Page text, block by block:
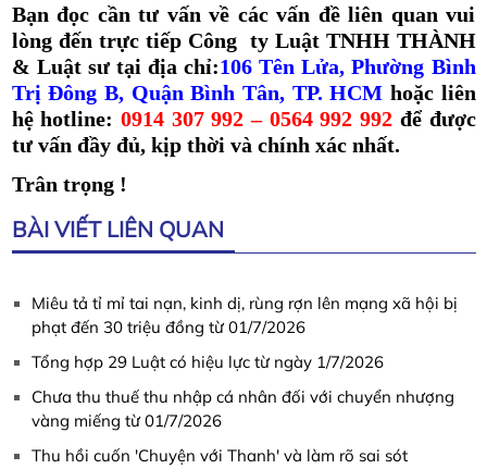
Bạn đọc cần tư vấn về các vấn đề liên quan vui
lòng đến trực tiếp Công ty Luật TNHH THÀNH
& Luật sư tại địa chỉ:106 Tên Lửa, Phường Bình
Trị Đông B, Quận Bình Tân, TP. HCM hoặc liên
hệ hotline: 0914 307 992 – 0564 992 992 để được
tư vấn đầy đủ, kịp thời và chính xác nhất.
Trân trọng !
BÀI VIẾT LIÊN QUAN
Miêu tả tỉ mỉ tai nạn, kinh dị, rùng rợn lên mạng xã hội bị
phạt đến 30 triệu đồng từ 01/7/2026
Tổng hợp 29 Luật có hiệu lực từ ngày 1/7/2026
Chưa thu thuế thu nhập cá nhân đối với chuyển nhượng
vàng miếng từ 01/7/2026
Thu hồi cuốn 'Chuyện với Thanh' và làm rõ sai sót